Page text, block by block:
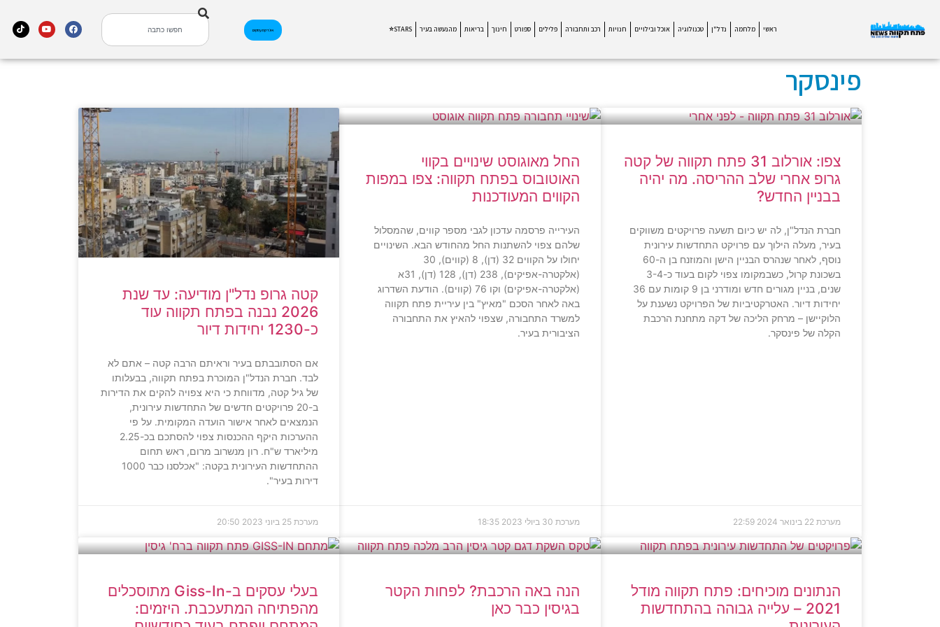
ראשי מלחמה נדל"ן טכנולוגיה אוכל ובילויים חנויות רכב ותחבורה פלילים ספורט חינוך בריאות מהנעשה בעיר STARS⭐ אינדקס עסקים
פינסקר
צפו: אורלוב 31 פתח תקווה של קטה
גרופ אחרי שלב ההריסה. מה יהיה
בבניין החדש?
חברת הנדל"ן, לה יש כיום תשעה פרויקטים משווקים
בעיר, מעלה הילוך עם פרויקט התחדשות עירונית
נוסף, לאחר שנהרס הבניין הישן והמוזנח בן ה-60
בשכונת קרול, כשבמקומו צפוי לקום בעוד כ-3-4
שנים, בניין מגורים חדש ומודרני בן 9 קומות עם 36
יחידות דיור. האטרקטיביות של הפרויקט נשענת על
הלוקיישן – מרחק הליכה של דקה מתחנת הרכבת
הקלה של פינסקר.
מערכת 22 בינואר 2024 22:59
החל מאוגוסט שינויים בקווי
האוטובוס בפתח תקווה: צפו במפות
הקווים המעודכנות
העירייה פרסמה עדכון לגבי מספר קווים, שהמסלול
שלהם צפוי להשתנות החל מהחודש הבא. השינויים
יחולו על הקווים 32 (דן), 8 (קווים), 30
(אלקטרה-אפיקים), 238 (דן), 128 (דן), 31א
(אלקטרה-אפיקים) וקו 76 (קווים). הודעת השדרוג
באה לאחר הסכם "מאיץ" בין עיריית פתח תקווה
למשרד התחבורה, שצפוי להאיץ את התחבורה
הציבורית בעיר.
מערכת 30 ביולי 2023 18:35
קטה גרופ נדל"ן מודיעה: עד שנת
2026 נבנה בפתח תקווה עוד
כ-1230 יחידות דיור
אם הסתובבתם בעיר וראיתם הרבה קטה – אתם לא
לבד. חברת הנדל"ן המוכרת בפתח תקווה, בבעלותו
של גיל קטה, מדווחת כי היא צפויה להקים את הדירות
ב-20 פרויקטים חדשים של התחדשות עירונית,
הנמצאים לאחר אישור הועדה המקומית. על פי
ההערכות היקף ההכנסות צפוי להסתכם בכ-2.25
מיליארד ש"ח. רון מנשרוב מרום, ראש תחום
ההתחדשות העירונית בקטה: "אכלסנו כבר 1000
דירות בעיר".
מערכת 25 ביוני 2023 20:50
הנתונים מוכיחים: פתח תקווה מודל
2021 – עלייה גבוהה בהתחדשות
הנה באה הרכבת? לפחות הקטר
בגיסין כבר כאן
בעלי עסקים ב-Giss-In מתוסכלים
מהפתיחה המתעכבת. היזמים: